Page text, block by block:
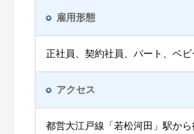
雇用形態
正社員、契約社員、パート、ベ
アクセス
都営大江戸線「若松河田」駅か